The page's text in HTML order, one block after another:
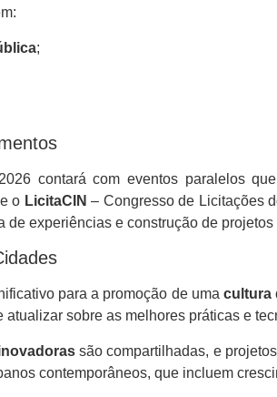
;
contará com eventos paralelos
o LicitaCIN – Congresso de Licitações
experiências e construção de
para a promoção de uma cultura
sobre as melhores práticas e
são compartilhadas, e
contemporâneos, que incluem